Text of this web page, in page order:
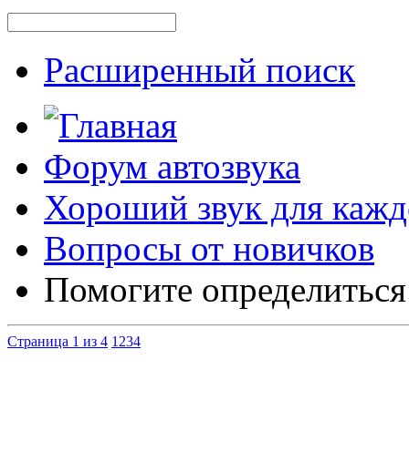
Расширенный поиск
Форум автозвука
Хороший звук для
Вопросы от новичков
Помогите
Страница 1 из 4 1 234